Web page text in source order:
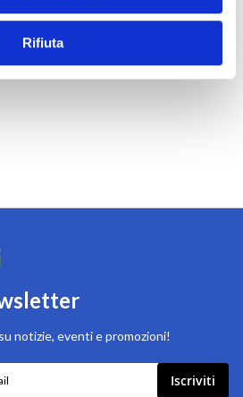
Rifiuta
notizie, eventi e promozioni!
Iscriviti